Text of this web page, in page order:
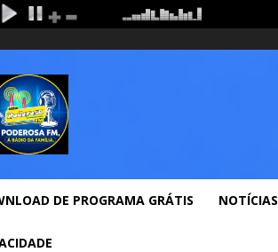
Entrar / Cadastrar Home Notícias Gerais
DE PROGRAMA GRÁTIS NOTÍCIAS